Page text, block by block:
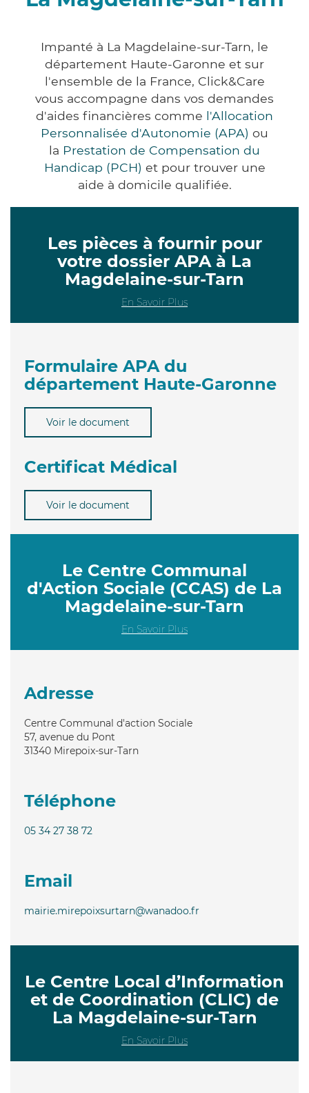
Impanté à La Magdelaine-sur-Tarn, le
département Haute-Garonne et sur
l'ensemble de la France, Click&Care
vous accompagne dans vos demandes
d'aides financières comme l'Allocation
Personnalisée d'Autonomie (APA) ou
la Prestation de Compensation du
Handicap (PCH) et pour trouver une
aide à domicile qualifiée.
Les pièces à fournir pour
votre dossier APA à La
Magdelaine-sur-Tarn
En Savoir Plus
Formulaire APA du
département Haute-Garonne
Voir le document
Certificat Médical
Voir le document
Le Centre Communal
d'Action Sociale (CCAS) de La
Magdelaine-sur-Tarn
En Savoir Plus
Adresse
Centre Communal d'action Sociale
57, avenue du Pont
31340 Mirepoix-sur-Tarn
Téléphone
05 34 27 38 72
Email
mairie.mirepoixsurtarn@wanadoo.fr
Le Centre Local d’Information
et de Coordination (CLIC) de
La Magdelaine-sur-Tarn
En Savoir Plus